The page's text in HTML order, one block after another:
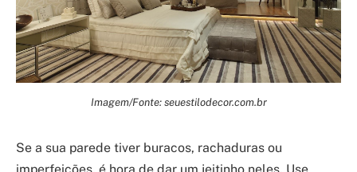
Imagem/Fonte: seuestilodecor.com.br
Se a sua parede tiver buracos, rachaduras ou